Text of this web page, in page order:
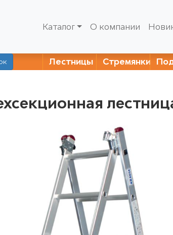
Каталог О компании
Лестницы Стремянки